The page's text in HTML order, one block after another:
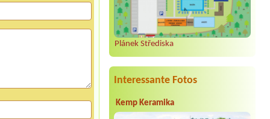
Plánek Střediska
Interessante Fotos
Kemp Keramika